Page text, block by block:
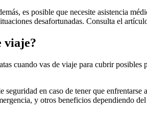
es posible que necesite asistencia
desafortunadas. Consulta el
viaje?
cuando vas de viaje para cubrir posibles
seguridad en caso de tener que
y otros beneficios dependiendo